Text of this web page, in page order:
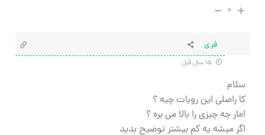
۰
فری
سلام
کا راصلی این روبات چیه ؟
امار چه چیزی را بالا می بره ؟
اگر میشه یه کم بیشتر توضیح بدید